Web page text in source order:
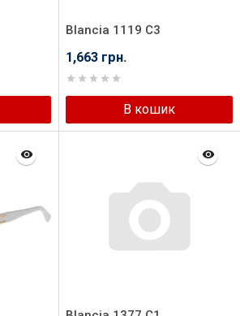
Blancia 1119 C3
1,663 грн.
В кошик